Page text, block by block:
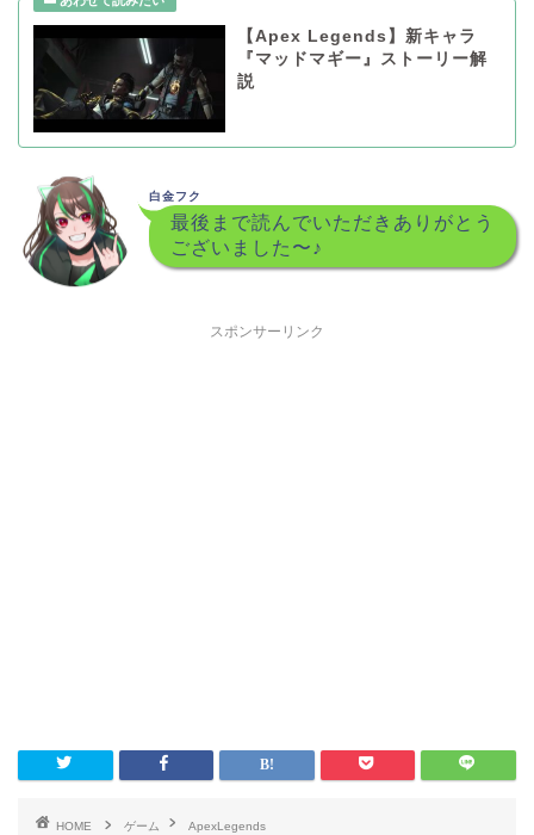
【Apex Legends】新キャラ
『マッドマギー』ストーリー解
説
白金フク
最後まで読んでいただきありがとう
ございました〜♪
スポンサーリンク
HOME ゲーム
ApexLegends